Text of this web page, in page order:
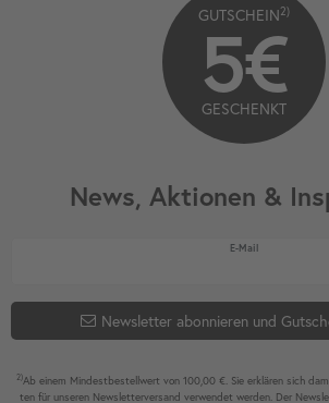
News, Aktionen &
E-MailNewsletter Honig
Newsletter abonnieren und
2)Ab einem Mindest­bestell­wert von 100,00 €. Sie erklären sich
ten für unseren News­letter­versand ver­wen­det werden. Der
GUTSCHEIN2)
5€
GESCHENKT